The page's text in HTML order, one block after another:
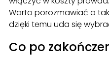
Warto porozmawiać o
dzięki temu uda się
Co po